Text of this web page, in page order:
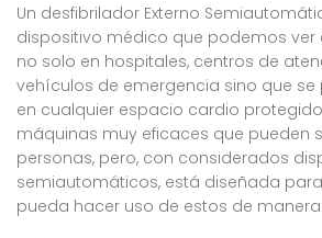
Un desfibrilador Externo
dispositivo médico que podemos
no solo en hospitales, centros de
vehículos de emergencia sino que
en cualquier espacio cardio
máquinas muy eficaces que pueden
personas, pero, con considerados
semiautomáticos, está diseñada
pueda hacer uso de estos de manera